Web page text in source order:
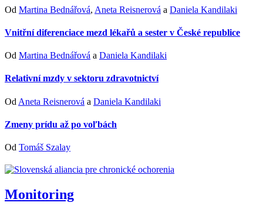
Od Martina Bednářová, Aneta Reisnerová a Daniela Kandilaki
Vnitřní diferenciace mezd lékařů a sester v České republice
Od Martina Bednářová a Daniela Kandilaki
Relativní mzdy v sektoru zdravotnictví
Od Aneta Reisnerová a Daniela Kandilaki
Zmeny prídu až po voľbách
Od Tomáš Szalay
Monitoring